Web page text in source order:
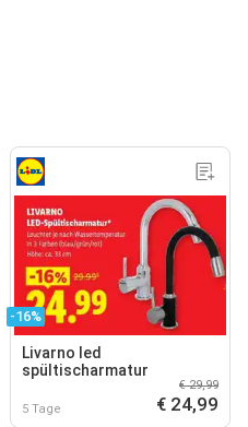
-16%
Livarno led
spültischarmatur
5 Tage
€ 29,99
€ 24,99